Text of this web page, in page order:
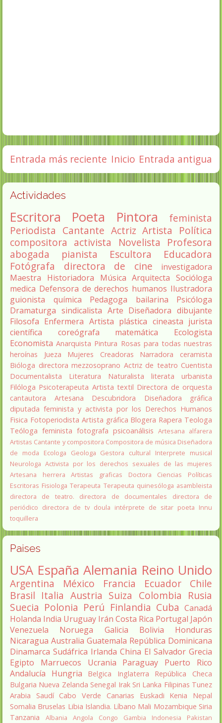
Entrada más reciente Entrada antigua
Inicio
Actividades
Escritora Poeta Pintora
feminista
Periodista Cantante Actriz Artista
Política
compositora activista Novelista
Profesora
abogada
pianista Escultora
Educadora
Fotógrafa
directora de cine
investigadora
Maestra
Historiadora Música Arquitecta Socióloga
medica Defensora de derechos humanos Ilustradora
guionista
química Pedagoga bailarina
Psicóloga
Dramaturga sindicalista Arte Diseñadora dibujante
Filosofa Enfermera Artista plástica cineasta jurista
científica
coreógrafa matemática
Ecologista
Economista Anarquista Pintura Rosas para todas nuestras
heroínas
Jueza Mujeres Creadoras Narradora
ceramista
Bióloga directora mezzosoprano Actriz de teatro Cuentista
Documentalista
Literatura Naturalista literata
urbanista
Filóloga Psicoterapeuta Artista textil Directora de orquesta
cantautora
Artesana Descubridora
Diseñadora gráfica
diputada feminista y activista por los Derechos Humanos
Fisica Fotoperiodista Artista gráfica Blogera Rapera Teologa
Teóloga feminista fotografa psicoanálisis Artesana alfarera
Artistas Cantante y compositora Compositora de música Diseñadora
de moda
Ecologa Geologa Gestora cultural
Interprete musical
Neurologa Activista por los derechos sexuales de las mujeres
Artesana herrera
Artistas graficas
Doctora Ciencias Políticas
Escritoras Fisiologa Terapeuta Terapeuta quinesóloga asambleista
directora de teatro.
directora de documentales
directora de
periódico directora de tv doula intérprete de sitar poeta Innu
toquillera
Paises
USA España Alemania Reino Unido
Argentina México Francia Ecuador
Chile
Brasil Italia Austria Suiza Colombia Rusia
Suecia Polonia Perú Finlandia Cuba Canadá
Holanda India Uruguay Irán Costa Rica Portugal Japón
Venezuela
Noruega Galicia Bolivia
Honduras
Nicaragua Australia Guatemala República Dominicana
Dinamarca Sudáfrica Irlanda China El Salvador Grecia
Egipto
Marruecos Ucrania Paraguay
Puerto Rico
Andalucía
Hungria Belgica Inglaterra
República Checa
Bulgaria Nueva Zelanda Senegal Irak Sri Lanka Filipinas Tunez
Arabia Saudí Cabo Verde Canarias Euskadi Kenia
Nepal
Somalia Bruselas Libia Islandia. Líbano Mali Mozambique Siria
Tanzania
Albania Angola Congo Gambia Indonesia
Pakistan